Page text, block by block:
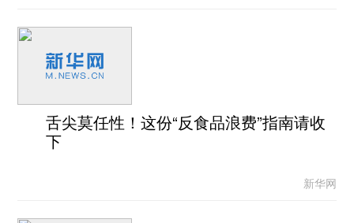
舌尖莫任性！这份“反食品浪费”指南请收
下
新华网